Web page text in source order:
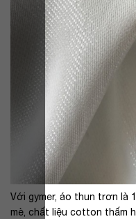
Với gymer, áo thun trơn là
mè, chất liệu cotton thấm